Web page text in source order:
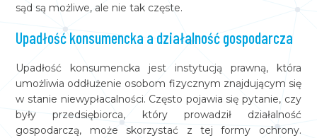
sąd są możliwe, ale nie tak częste.
Upadłość konsumencka a działalność gospodarcza
Upadłość konsumencka jest instytucją prawną, która
umożliwia oddłużenie osobom fizycznym znajdującym się
w stanie niewypłacalności. Często pojawia się pytanie, czy
były przedsiębiorca, który prowadził działalność
gospodarczą, może skorzystać z tej formy ochrony.